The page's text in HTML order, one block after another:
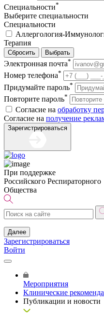
Специальности*
Выберите специальности
Специальности
Аллергология-
Терапия
Сбросить Выбрать
Электронная почта*
Номер телефона*
Придумайте пароль*
Повторите пароль*
Согласие на обработку
Согласие на получение
Зарегистрироваться
При поддержке
Российского Респираторного
Общества
Далее
Зарегистрироваться
Войти
Мероприятия
Клинические
Публикации и новости